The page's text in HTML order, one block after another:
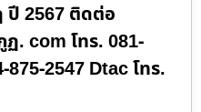
ปี 2567 ติดต่อ
. com โทร. 081-
875-2547 Dtac โทร.